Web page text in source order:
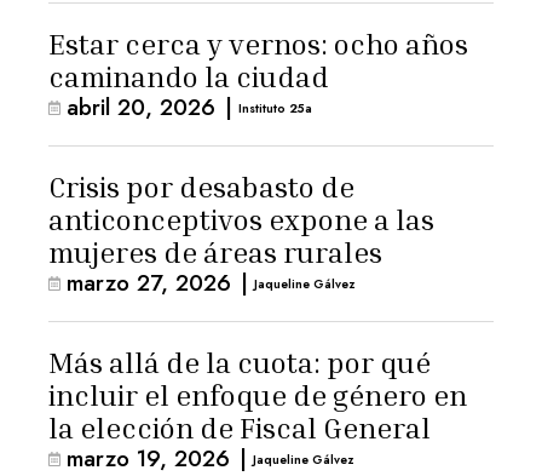
Estar cerca y vernos: ocho años
caminando la ciudad
abril 20, 2026 | Instituto 25a
Crisis por desabasto de
anticonceptivos expone a las
mujeres de áreas rurales
marzo 27, 2026 | Jaqueline Gálvez
Más allá de la cuota: por qué
incluir el enfoque de género en
la elección de Fiscal General
marzo 19, 2026 | Jaqueline Gálvez